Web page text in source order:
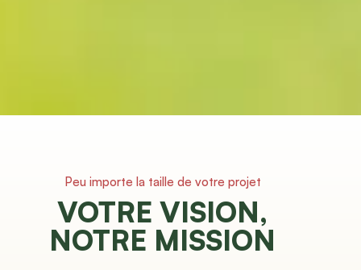
Peu importe la taille de votre projet
VOTRE VISION,
NOTRE MISSION